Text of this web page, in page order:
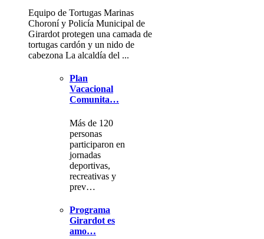
Equipo de Tortugas Marinas
Choroní y Policía Municipal de
Girardot protegen una camada de
tortugas cardón y un nido de
cabezona La alcaldía del ...
Plan
Vacacional
Comunita…
Más de 120
personas
participaron en
jornadas
deportivas,
recreativas y
prev…
Programa
Girardot es
amo…